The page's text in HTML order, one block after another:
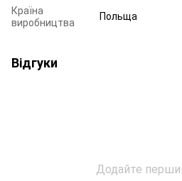
Країна
виробництва
Польща
Відгуки
Додайте